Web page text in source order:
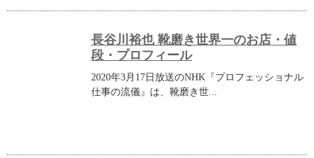
長谷川裕也 靴磨き世界一のお店・値
段・プロフィール
2020年3月17日放送のNHK『プロフェッショナル
仕事の流儀』は、靴磨き世...